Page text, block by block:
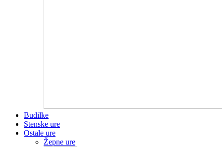
Budilke
Stenske ure
Ostale ure
Žepne ure